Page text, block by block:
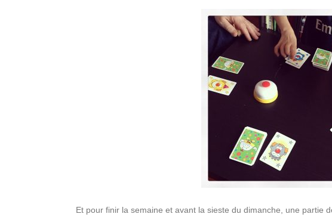
Et pour finir la semaine et avant la sieste du dimanche, une partie